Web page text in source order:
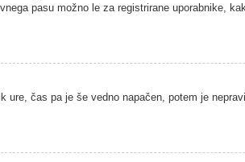
pasu možno le za registrirane uporabnike,
čas pa je še vedno napačen, potem je